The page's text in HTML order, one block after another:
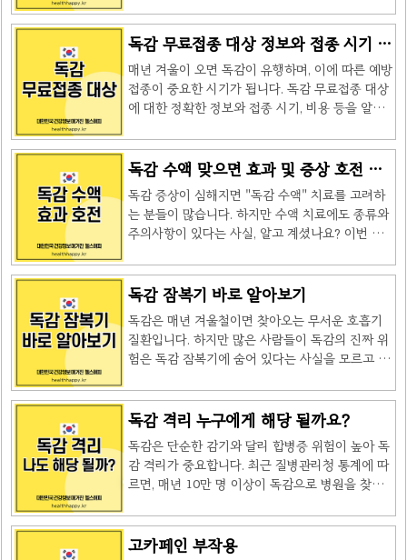
복용해야 할까?수면유도제는 일과성 🔗불면증, 즉
중요한 시험이나 회의를 앞두고 일시적으로 잠이
오지 않는 증상이 있을 때 단기적으로 사용하는 것
이 좋습니다. 일반적으로 2주 이내로 ..
들이 숙면을 취하지 못하고 있습니다. 이 글에서구
체적으로 알아보고, 이를 실천할 수 있는 팁을 제공
법단순히 잠자는 시간을 늘리는 것이 아니라, 수면
의 질을 높이는 데 초점을 맞춰야 합니다. 다음은
건강을 위한 수면밀도 높이는 10가지 방법에 대해
지매일 같은 시간에 잠자리에 들고 일어나는 것
은 건강을 위한 수면밀도 높이는 10가지 방법의 기
본입니다. 이는 몸의 생체 리듬을 조절해 숙면을 취
하는 데 도움을 줍니다. ..
독감 무료접종 대상 정보와 접종 시기 비
용 가격까지
매년 겨울이 오면 독감이 유행하며, 이에 따른 예방
접종이 중요한 시기가 됩니다. 독감 무료접종 대상
에 대한 정확한 정보와 접종 시기, 비용 등을 알아
그에서는 독감 무료접종 대상과 관련된 핵심 정보
를 정리하고, 독감 예방을 위한 팁과 가격도 함께
사람들이 독감과 감기를 비슷한 질병으로 생각하
지만, 실제로는 두 질병의 원인과 증상이 매우 달라
요. 독감은 🔗 인플루엔자 바이러스에 의해 발생하
재채기 등으로 전염되며, 감기에 비해 증상이 훨씬
심하고 전염력이 강합니다. 감기는 다양한 종류의
바이러스에 의해 발생하는 상부 호흡기 감염인데,
증상이 비교적 가벼운 편이에..
독감 수액 맞으면 효과 및 증상 호전 될
까요?
독감 증상이 심해지면 "독감 수액" 치료를 고려하
는 분들이 많습니다. 하지만 수액 치료에도 종류와
주의사항이 있다는 사실, 알고 계셨나요? 이번 글
궁금한 Q&A까지 자세히 알려드립니다. 독감 수
액의 핵심독감 수액은 항바이러스제(페라미플루)
경구용 타미플루와 효과가 비슷하지만, 빠른 효과
기대 가능합니다.수액 치료 시 의사와 "항바이러스
제 vs 증상 완화용" 목적을 반드시 확인하세요.독
이 있다면 추가 주의가 필요합니다.항바이러스제
는 졸림 유발하지 않으니 처방받은 기간 동안 꼭
복용해야 합니다.목욕은 증상 악화와 무관하나, 대
중탕은 전염 위험으로 피하는 것이 좋습니..
독감 잠복기 바로 알아보기
독감은 매년 겨울철이면 찾아오는 무서운 호흡기
질환입니다. 하지만 많은 사람들이 독감의 진짜 위
험은 독감 잠복기에 숨어 있다는 사실을 모르고 있
자세히 알아보겠습니다. 독감 잠복기란 무엇인가
요?독감 잠복기는 🔗 인플루엔자 바이러스에 감염
미합니다. 이 시기에는 바이러스가 몸속에서 증식
하지만, 환자 스스로도 감염 사실을 인지하지 못하
는 경우가 많습니다.평균 2일, 최대 4일까지 지속
타인에게 바이러스를 전파할 수 있어 집단 감염의
주된 원인이 됩니다. 🔽🔽🔽🔽🔽🔽🔽🔽좀 더 자세
독감 격리 누구에게 해당 될까요?
독감은 단순한 감기와 달리 합병증 위험이 높아 독
감 격리가 중요합니다. 최근 질병관리청 통계에 따
르면, 매년 10만 명 이상이 독감으로 병원을 찾고,
습니다. 이 글에서는 독감 격리의 모든 것을 깊이
있게 알려드립니다. 증상 관리부터 실생활 팁까지,
고카페인 부작용